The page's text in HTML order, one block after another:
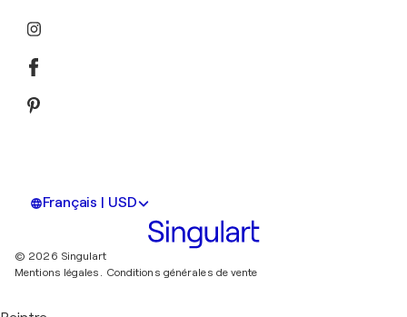
Français | USD
© 2026 Singulart
Mentions légales. Conditions générales de vente